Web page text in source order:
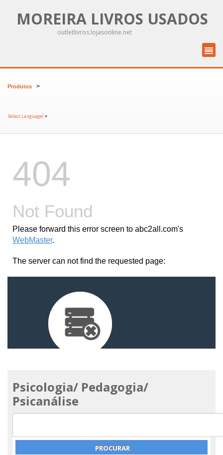
MOREIRA LIVROS USADOS
outletlivros.lojasonline.net
Produtos >
Select Language ▼
Psicologia/ Pedagogia/
Psicanálise